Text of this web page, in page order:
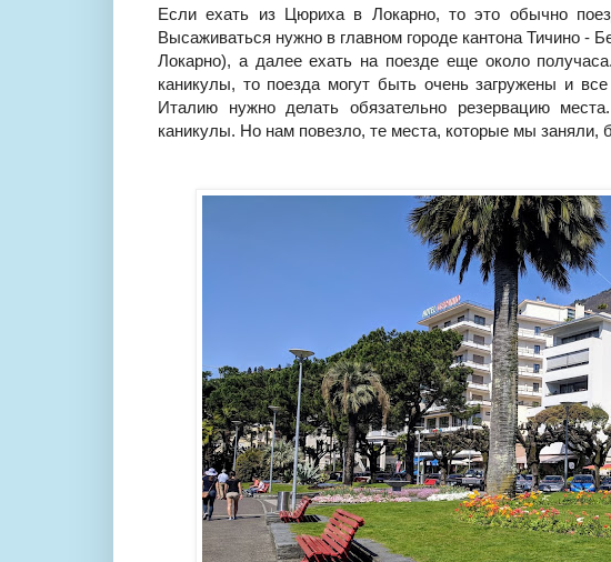
Если ехать из Цюриха в Локарно, то это обычно
Высаживаться нужно в главном городе кантона Тичино -
Локарно), а далее ехать на поезде еще около
каникулы, то поезда могут быть очень загружены и
Италию нужно делать обязательно резервацию
каникулы. Но нам повезло, те места, которые мы заняли,